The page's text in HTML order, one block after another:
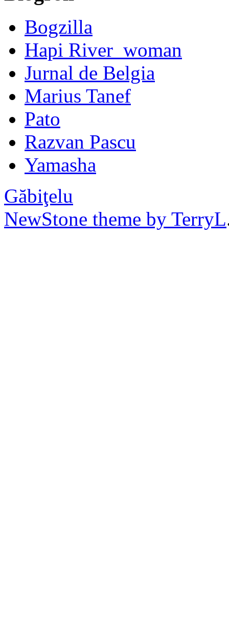
Bogzilla
Hapi River_woman
Jurnal de Belgia
Marius Tanef
Pato
Razvan Pascu
Yamasha
Găbiţelu
NewStone theme by TerryL